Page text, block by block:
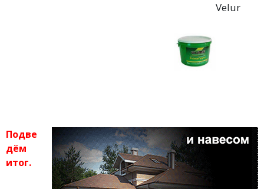
Velur
Подве
дём
итог.